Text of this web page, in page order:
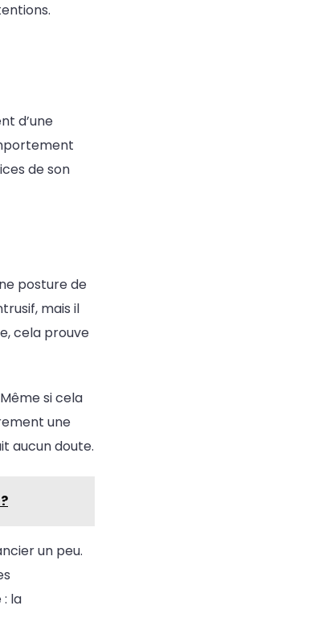
d’une
de son
posture de
mais il
cela prouve
si cela
une
aucun doute.
un peu.
la